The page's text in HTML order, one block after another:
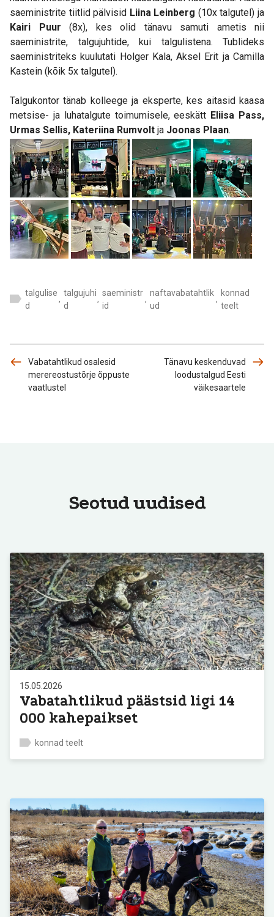
saeministrite tiitlid pälvisid Liina Leinberg (10x talgutel) ja
Kairi Puur (8x), kes olid tänavu samuti ametis nii
saeministrite, talgujuhtide, kui talgulistena. Tublideks
saeministriteks kuulutati Holger Kala, Aksel Erit ja Camilla
Kastein (kõik 5x talgutel).
Talgukontor tänab kolleege ja eksperte, kes aitasid kaasa
metsise- ja luhatalgute toimumisele, eeskätt Eliisa Pass,
Urmas Sellis, Kateriina Rumvolt ja Joonas Plaan.
talgulise
d
,
talgujuhi
d
,
saeministr
id
,
naftavabatahtlik
ud
,
konnad
teelt
Vabatahtlikud osalesid
merereostustõrje õppuste
vaatlustel
Tänavu keskenduvad
loodustalgud Eesti
väikesaartele
Seotud uudised
15.05.2026
Vabatahtlikud päästsid ligi 14
000 kahepaikset
konnad teelt